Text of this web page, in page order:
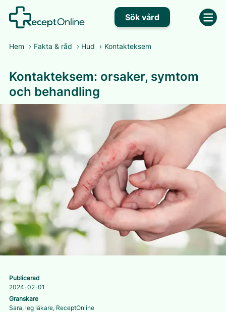
Sök vård
Hem › Fakta & råd › Hud › Kontakteksem
Kontakteksem: orsaker, symtom
och behandling
Publicerad
2024-02-01
Granskare
Sara, leg läkare, ReceptOnline